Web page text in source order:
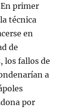
primer
técnica
en
de
los fallos de
a
por